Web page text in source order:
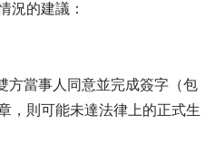
況的建議：
方當事人同意並完成簽字（包
，則可能未達法律上的正式生